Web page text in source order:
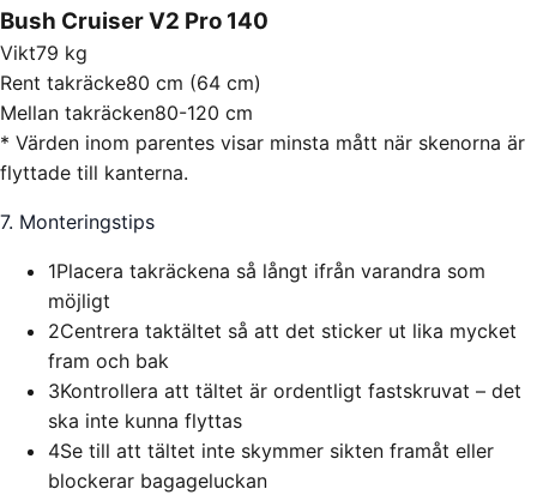
Bush Cruiser V2 Pro 140
Vikt79 kg
Rent takräcke80 cm (64 cm)
Mellan takräcken80-120 cm
* Värden inom parentes visar minsta mått när skenorna är
flyttade till kanterna.
7. Monteringstips
1Placera takräckena så långt ifrån varandra som
möjligt
2Centrera taktältet så att det sticker ut lika mycket
fram och bak
3Kontrollera att tältet är ordentligt fastskruvat – det
ska inte kunna flyttas
4Se till att tältet inte skymmer sikten framåt eller
blockerar bagageluckan